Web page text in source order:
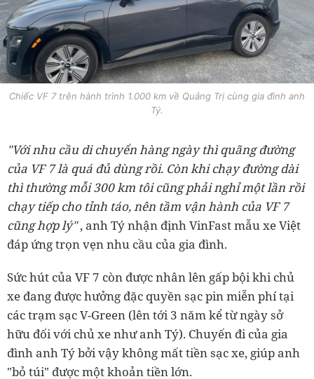
Chiếc VF 7 trên hành trình 1.000 km về Quảng Trị cùng gia đình anh
Tý.
"Với nhu cầu di chuyển hàng ngày thì quãng đường
của VF 7 là quá đủ dùng rồi. Còn khi chạy đường dài
thì thường mỗi 300 km tôi cũng phải nghỉ một lần rồi
chạy tiếp cho tỉnh táo, nên tầm vận hành của VF 7
cũng hợp lý", anh Tý nhận định VinFast mẫu xe Việt
đáp ứng trọn vẹn nhu cầu của gia đình.
Sức hút của VF 7 còn được nhân lên gấp bội khi chủ
xe đang được hưởng đặc quyền sạc pin miễn phí tại
các trạm sạc V-Green (lên tới 3 năm kể từ ngày sở
hữu đối với chủ xe như anh Tý). Chuyến đi của gia
đình anh Tý bởi vậy không mất tiền sạc xe, giúp anh
"bỏ túi" được một khoản tiền lớn.